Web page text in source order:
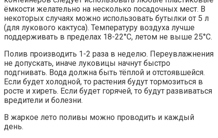
ёмкости желательно на несколько посадочных мест. В
некоторых случаях можно использовать бутылки от 5 л
(для лукового кактуса). Температуру воздуха лучше
поддерживать в пределах 18-22°С, летом не выше 25°С.
Полив производить 1-2 раза в неделю. Переувлажнения
не допускать, иначе луковицы начнут быстро
подгнивать. Вода должна быть тёплой и отстоявшейся.
Если будет холодной, то растения будут тормозиться в
росте и хиреть. Если будет горячей, то будут развиваться
вредители и болезни.
В жаркое лето поливы можно проводить и каждый
день.